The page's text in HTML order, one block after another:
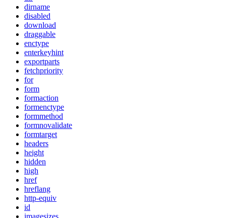
dirname
disabled
download
draggable
enctype
enterkeyhint
exportparts
fetchpriority
for
form
formaction
formenctype
formmethod
formnovalidate
formtarget
headers
height
hidden
high
href
hreflang
http-equiv
id
imagesizes